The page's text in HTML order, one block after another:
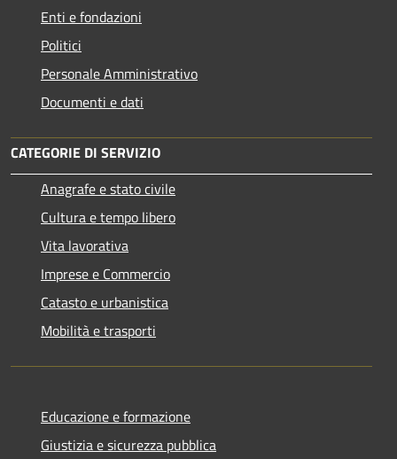
Enti e fondazioni
Politici
Personale Amministrativo
Documenti e dati
CATEGORIE DI SERVIZIO
Anagrafe e stato civile
Cultura e tempo libero
Vita lavorativa
Imprese e Commercio
Catasto e urbanistica
Mobilità e trasporti
Educazione e formazione
Giustizia e sicurezza pubblica